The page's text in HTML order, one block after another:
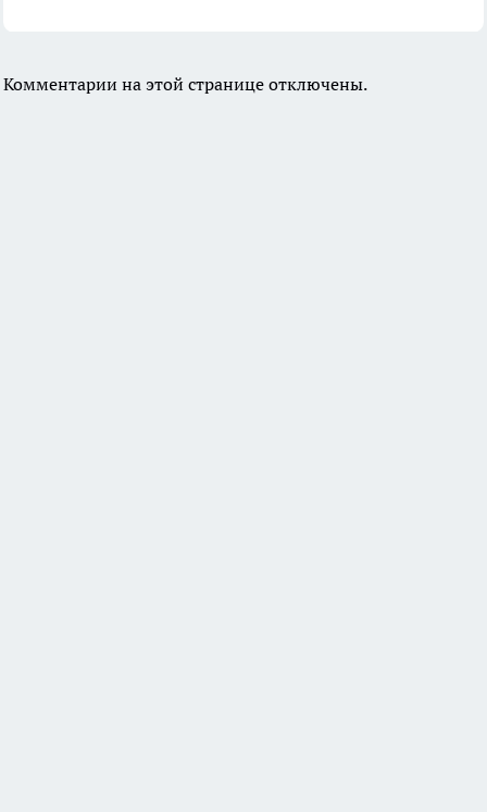
Комментарии на этой странице отключены.